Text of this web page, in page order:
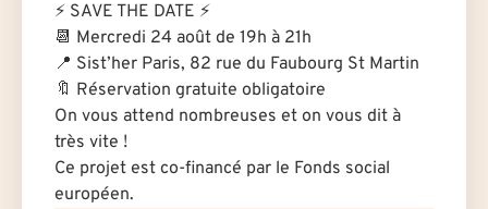
⚡️ SAVE THE DATE ⚡️
📆 Mercredi 24 août de 19h à 21h
📍 Sist’her Paris, 82 rue du Faubourg St Martin
🔖 Réservation gratuite obligatoire
On vous attend nombreuses et on vous dit à
très vite !
Ce projet est co-financé par le Fonds social
européen.